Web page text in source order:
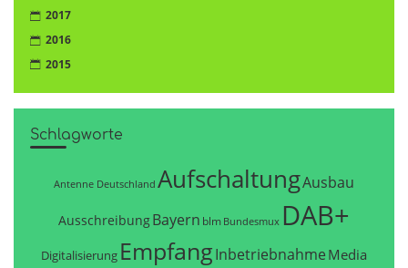
2017
2016
2015
Schlagworte
Antenne Deutschland AufschaltungAusbau
AusschreibungBayern blm Bundesmux DAB+
Digitalisierung EmpfangInbetriebnahme Media